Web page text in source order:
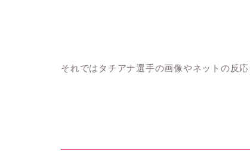
それではタチアナ選手の画像やネットの反応